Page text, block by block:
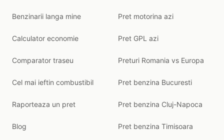
Benzinarii langa mine
Calculator economie
Comparator traseu
Cel mai ieftin combustibil
Raporteaza un pret
Blog
Pret motorina azi
Pret GPL azi
Preturi Romania vs Europa
Pret benzina Bucuresti
Pret benzina Cluj-Napoca
Pret benzina Timisoara